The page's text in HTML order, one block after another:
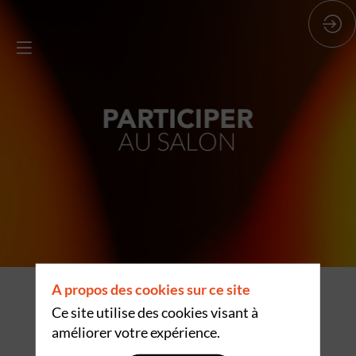
DEVENEZ
SPONSOR D'
A propos des cookies sur ce site
Ce site utilise des cookies visant à
améliorer votre expérience.